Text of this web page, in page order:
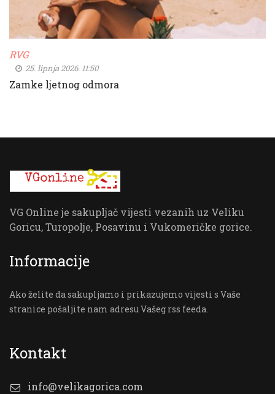
RVG
25. lipnja 2026. 11:50
Zamke ljetnog odmora
VG Online je sakupljač vijesti vezanih uz Veliku
Goricu, Turopolje, Posavinu i Vukomeričke gorice.
Informacije
Ako želite da sakupljamo i prikazujemo vijesti s Vaše
stranice pošaljite nam adresu Vašeg rss feeda.
Kontakt
info@velikagorica.com